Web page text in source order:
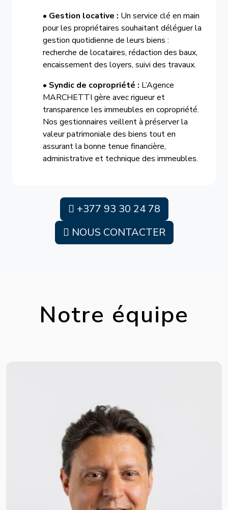
• Gestion locative : Un service clé en main
pour les propriétaires souhaitant déléguer la
gestion quotidienne de leurs biens :
recherche de locataires, rédaction des baux,
encaissement des loyers, suivi des travaux.
• Syndic de copropriété : L’Agence
MARCHETTI gère avec rigueur et
transparence les immeubles en copropriété.
Nos gestionnaires veillent à préserver la
valeur patrimoniale des biens tout en
assurant la bonne tenue financière,
administrative et technique des immeubles.
+377 93 30 24 78
NOUS CONTACTER
Notre équipe